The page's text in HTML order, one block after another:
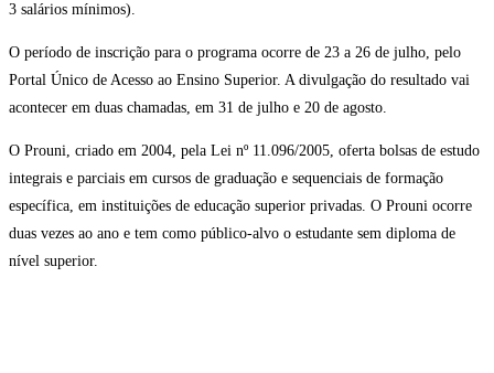
3 salários mínimos).
O período de inscrição para o programa ocorre de 23 a 26 de julho, pelo
Portal Único de Acesso ao Ensino Superior. A divulgação do resultado vai
acontecer em duas chamadas, em 31 de julho e 20 de agosto.
O Prouni, criado em 2004, pela Lei nº 11.096/2005, oferta bolsas de estudo
integrais e parciais em cursos de graduação e sequenciais de formação
específica, em instituições de educação superior privadas. O Prouni ocorre
duas vezes ao ano e tem como público-alvo o estudante sem diploma de
nível superior.